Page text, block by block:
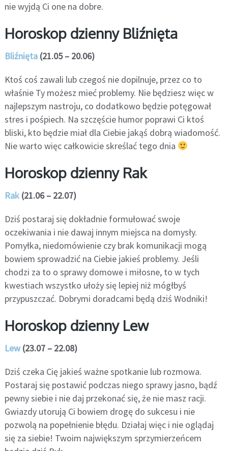
nie wyjdą Ci one na dobre.
Horoskop dzienny Bliźnięta
Bliźnięta(21.05 – 20.06)
Ktoś coś zawali lub czegoś nie dopilnuje, przez co to
właśnie Ty możesz mieć problemy. Nie będziesz więc w
najlepszym nastroju, co dodatkowo będzie potęgował
stres i pośpiech. Na szczęście humor poprawi Ci ktoś
bliski, kto będzie miał dla Ciebie jakąś dobrą wiadomość.
Nie warto więc całkowicie skreślać tego dnia
Horoskop dzienny Rak
Rak(21.06 – 22.07)
Dziś postaraj się dokładnie formułować swoje
oczekiwania i nie dawaj innym miejsca na domysły.
Pomyłka, niedomówienie czy brak komunikacji mogą
bowiem sprowadzić na Ciebie jakieś problemy. Jeśli
chodzi za to o sprawy domowe i miłosne, to w tych
kwestiach wszystko ułoży się lepiej niż mógłbyś
przypuszczać. Dobrymi doradcami będą dziś Wodniki!
Horoskop dzienny Lew
Lew(23.07 – 22.08)
Dziś czeka Cię jakieś ważne spotkanie lub rozmowa.
Postaraj się postawić podczas niego sprawy jasno, bądź
pewny siebie i nie daj przekonać się, że nie masz racji.
Gwiazdy utorują Ci bowiem drogę do sukcesu i nie
pozwolą na popełnienie błędu. Działaj więc i nie oglądaj
się za siebie! Twoim największym sprzymierzeńcem